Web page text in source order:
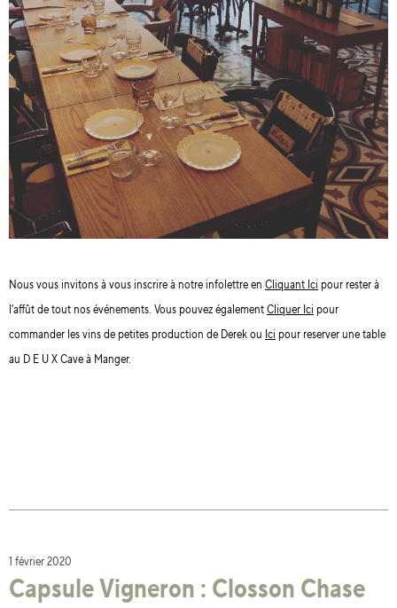
Nous vous invitons à vous inscrire à notre infolettre en Cliquant Ici pour rester à
l'affût de tout nos événements. Vous pouvez égalementCliquer Ici pour
commander les vins de petites production de Derek ou Ici pour reserver une table
au D E U X Cave à Manger.
1 février 2020
Capsule Vigneron : Closson Chase